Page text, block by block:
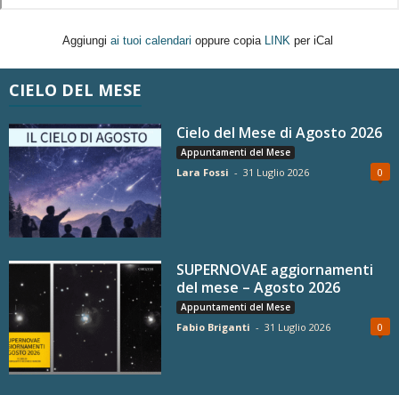
Aggiungi ai tuoi calendari oppure copia LINK per iCal
CIELO DEL MESE
Cielo del Mese di Agosto 2026
Appuntamenti del Mese
Lara Fossi - 31 Luglio 2026 0
SUPERNOVAE aggiornamenti
del mese – Agosto 2026
Appuntamenti del Mese
Fabio Briganti - 31 Luglio 2026 0